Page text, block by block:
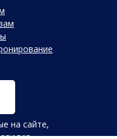
на сайте,